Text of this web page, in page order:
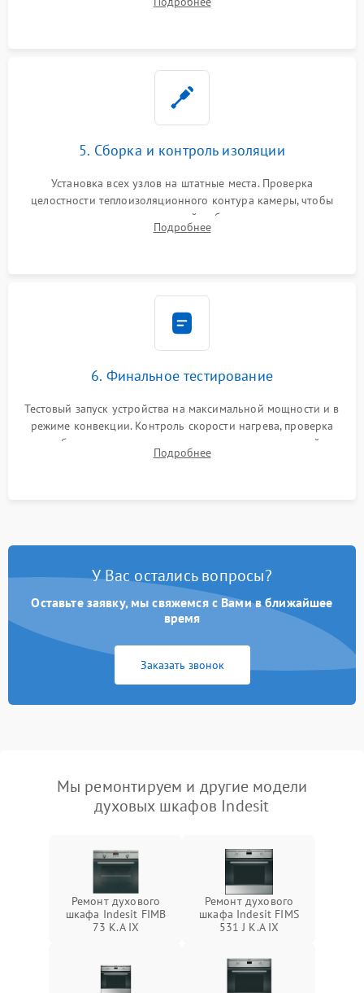
выгоревших реле, восстановление контактов и замена
5. Сборка и контроль изоляции
Установка всех узлов на штатные места. Проверка
целостности теплоизоляционного контура камеры, чтобы
исключить перегрев кухонной мебели и потерю тепла.
Надежная фиксация клемм и сборка корпуса шкафа.
Подробнее
6. Финальное тестирование
Тестовый запуск устройства на максимальной мощности и в
режиме конвекции. Контроль скорости нагрева, проверка
срабатывания термостата при достижении заданной
температуры и тест на отсутствие утечек тока.
Подробнее
У Вас остались вопросы?
Оставьте заявку, мы свяжемся с Вами в ближайшее
время
Заказать звонок
Мы ремонтируем и другие модели
духовых шкафов Indesit
Ремонт духового
шкафа Indesit FIMB
73 K.A IX
Ремонт духового
шкафа Indesit FIMS
531 J K.A IX